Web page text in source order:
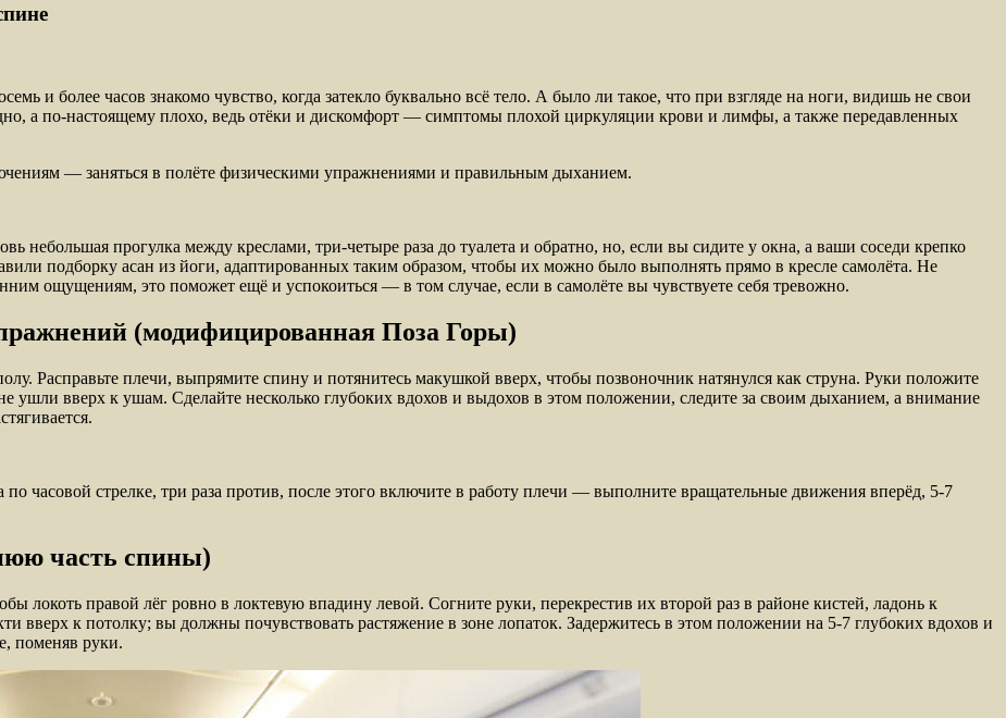
и более часов знакомо чувство, когда затекло буквально всё тело. А было ли такое, что при взгляде на ноги, видишь не свои
а по-настоящему плохо, ведь отёки и дискомфорт — симптомы плохой циркуляции крови и лимфы, а также передавленных
— заняться в полёте физическими упражнениями и правильным дыханием.
небольшая прогулка между креслами, три-четыре раза до туалета и обратно, но, если вы сидите у окна, а ваши соседи крепко
подборку асан из йоги, адаптированных таким образом, чтобы их можно было выполнять прямо в кресле самолёта. Не
ощущениям, это поможет ещё и успокоиться — в том случае, если в самолёте вы чувствуете себя тревожно.
(модифицированная Поза Горы)
Расправьте плечи, выпрямите спину и потянитесь макушкой вверх, чтобы позвоночник натянулся как струна. Руки положите
ушли вверх к ушам. Сделайте несколько глубоких вдохов и выдохов в этом положении, следите за своим дыханием, а внимание
часовой стрелке, три раза против, после этого включите в работу плечи — выполните вращательные движения вперёд, 5-7
часть спины)
локоть правой лёг ровно в локтевую впадину левой. Согните руки, перекрестив их второй раз в районе кистей, ладонь к
вверх к потолку; вы должны почувствовать растяжение в зоне лопаток. Задержитесь в этом положении на 5-7 глубоких вдохов и
поменяв руки.